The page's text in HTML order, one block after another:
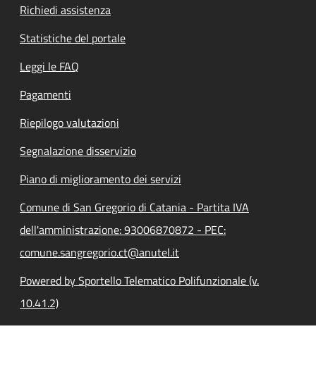
Richiedi assistenza
Statistiche del portale
Leggi le FAQ
Pagamenti
Riepilogo valutazioni
Segnalazione disservizio
Piano di miglioramento dei servizi
Comune di San Gregorio di Catania - Partita IVA
dell'amministrazione: 93006870872 - PEC:
comune.sangregorio.ct@anutel.it
Powered by Sportello Telematico Polifunzionale (v.
10.41.2)